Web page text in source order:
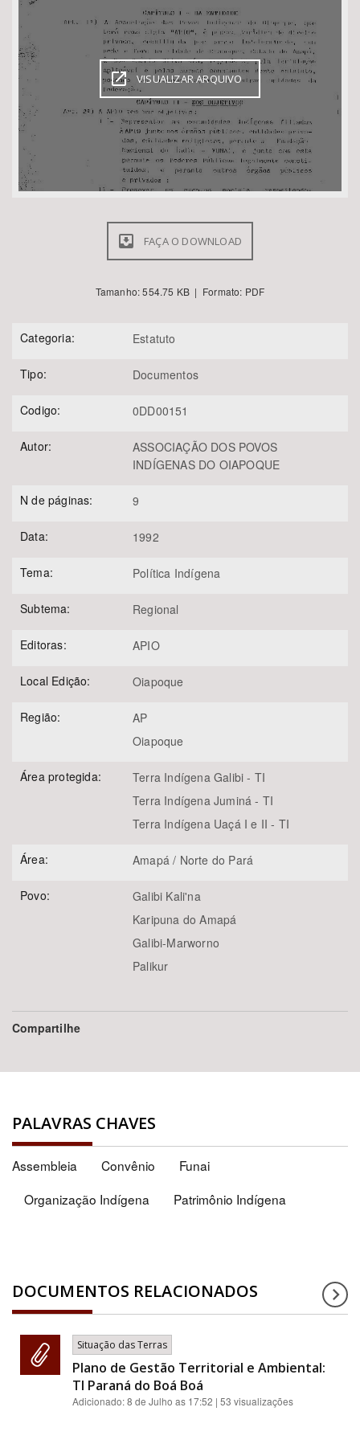
Bioma / Bacia
Tema
Subtema
Área de Levantamento
VISUALIZAR ARQUIVO
FAÇA O DOWNLOAD
Tamanho: 554.75 KB | Formato: PDF
Categoria: Estatuto
Tipo: Documentos
Codigo: 0DD00151
Autor:
ASSOCIAÇÃO DOS POVOS
INDÍGENAS DO OIAPOQUE
N de páginas: 9
Data: 1992
Tema: Política Indígena
Subtema: Regional
Editoras: APIO
Local Edição: Oiapoque
Região:
AP
Oiapoque
Área protegida:
Terra Indígena Galibi - TI
Terra Indígena Juminá - TI
Terra Indígena Uaçá I e II - TI
Área: Amapá / Norte do Pará
Povo:
Galibi Kali'na
Karipuna do Amapá
Galibi-Marworno
Palikur
Compartilhe
PALAVRAS CHAVES
Assembleia Convênio
Funai
Organização Indígena
Patrimônio Indígena
DOCUMENTOS RELACIONADOS
Situação das Terras
Plano de Gestão Territorial e Ambiental:
TI Paraná do Boá Boá
Adicionado:8 de Julho as 17:52 | 53 visualizações